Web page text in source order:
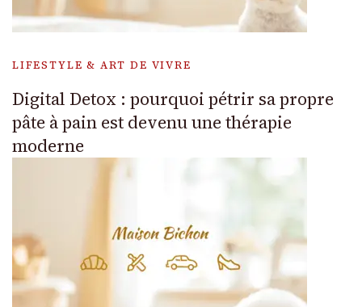
LIFESTYLE & ART DE VIVRE
Digital Detox : pourquoi pétrir sa propre
pâte à pain est devenu une thérapie
moderne